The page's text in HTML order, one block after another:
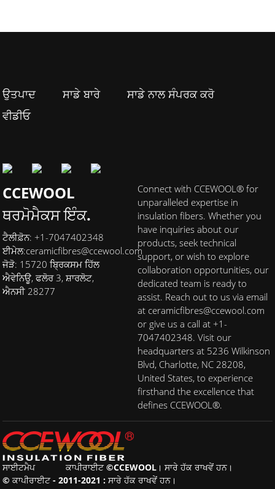
ਉਤਪਾਦ ਸਾਡੇ ਬਾਰੇ
ਸਾਡੇ ਨਾਲ ਸੰਪਰਕ ਕਰੋ
ਵੀਡੀਓ
CCEWOOL
ਥਰਮੋਮੈਕਸ ਇੰਕ.
ਟੈਲੀਫ਼ੋਨ: +1-7047402348
ਈਮੇਲ:ceramicfibres@ccewool.com
ਜੋੜੋ: 15720 ਬ੍ਰਿਕਸਮ ਹਿੱਲ
ਐਵੇਨਿਊ, ਫਲੋਰ 3, ਸ਼ਾਰਲੋਟ,
ਐਨਸੀ 28277
Connect with CCEWOOL® for
unparalleled expertise in
insulation fibers. Whether you
have inquiries about our
products, seek technical
support, or wish to explore
collaboration opportunities, our
dedicated team is ready to
assist. Reach out to us via email
at ceramicfibres@ccewool.com
or give us a call at +1-
7047402348. Visit our
headquarters at 5236 Wilkinson
Blvd, Charlotte, NC 28208,
United States, to experience
firsthand the excellence that
defines CCEWOOL®.
ਸਾਈਟਮੈਪ
ਕਾਪੀਰਾਈਟ ©CCEWOOL। ਸਾਰੇ ਹੱਕ ਰਾਖਵੇਂ ਹਨ।
© ਕਾਪੀਰਾਈਟ - 2011-2021 : ਸਾਰੇ ਹੱਕ ਰਾਖਵੇਂ ਹਨ।